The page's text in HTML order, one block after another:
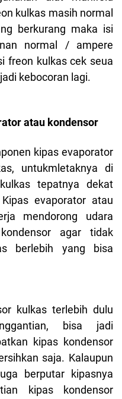
kulkas masih normal
berkurang maka isi
normal / ampere
freon kulkas cek seua
kebocoran lagi.
atau kondensor
kipas evaporator
untukmletaknya di
tepatnya dekat
evaporator atau
mendorong udara
agar tidak
berlebih yang bisa
kulkas terlebih dulu
bisa jadi
kipas kondensor
saja. Kalaupun
berputar kipasnya
kipas kondensor